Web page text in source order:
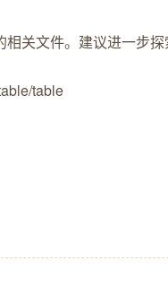
文件。建议进一
table